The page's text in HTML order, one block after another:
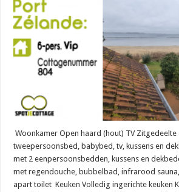
Woonkamer Open haard (hout) TV
tweepersoonsbed, babybed, tv, kussens en
met 2 eenpersoonsbedden, kussens en
met regendouche, bubbelbad, infrarood
apart toilet Keuken Volledig ingerichte keuken